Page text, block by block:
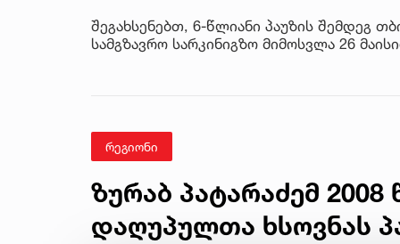
შეგახსენებთ, 6-წლიანი პაუზის შემდეგ
სამგზავრო სარკინიგზო მიმოსვლა 26
რეგიონი
ზურაბ პატარაძემ
დაღუპულთა ხსოვნას